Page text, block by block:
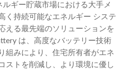
ギー貯蔵市場における大手メ
く持続可能なエネルギー システ
える最先端のソリューションを
は、高度なバッテリー技術
組みにより、住宅所有者がエネ
ストを削減し、より環境に優し